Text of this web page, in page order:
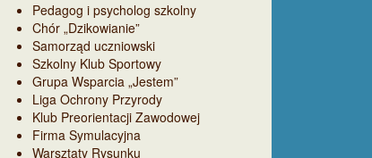
Pedagog i psycholog szkolny
Chór „Dzikowianie”
Samorząd uczniowski
Szkolny Klub Sportowy
Grupa Wsparcia „Jestem”
Liga Ochrony Przyrody
Klub Preorientacji Zawodowej
Firma Symulacyjna
Warsztaty Rysunku